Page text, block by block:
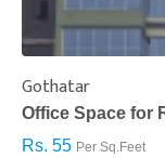
Gothatar
Office Space for
Rs. 55 Per Sq.Feet